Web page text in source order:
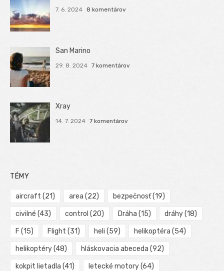
7. 6. 2024 8 komentárov
San Marino
29. 8. 2024 7 komentárov
Xray
14. 7. 2024 7 komentárov
TÉMY
aircraft (21) area (22) bezpečnosť(19)
civilné (43) control (20) Dráha (15) dráhy(18)
F (15) Flight (31) heli (59) helikoptéra (54)
helikoptéry(48) hláskovacia abeceda (92)
kokpit lietadla (41) letecké motory(64)